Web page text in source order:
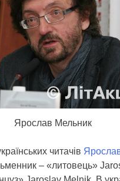
Ярослав Мельник
читачів
– «литовець»